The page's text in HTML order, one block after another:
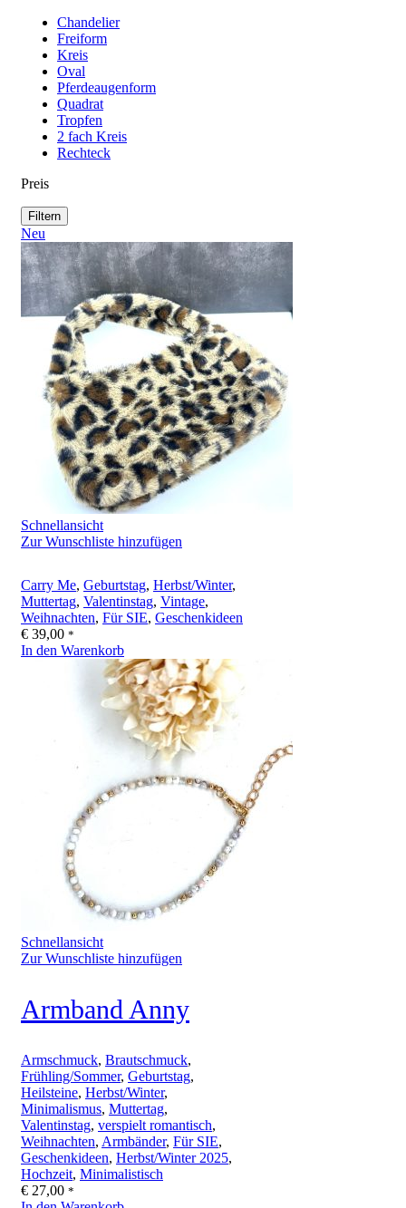
Chandelier
Freiform
Kreis
Oval
Pferdeaugenform
Quadrat
Tropfen
2 fach Kreis
Rechteck
Preis
Filtern
Neu
Schnellansicht
Zur Wunschliste hinzufügen
Carry Me, Geburtstag, Herbst/Winter,
Muttertag, Valentinstag, Vintage,
Weihnachten, Für SIE, Geschenkideen
€ 39,00 *
In den Warenkorb
Schnellansicht
Zur Wunschliste hinzufügen
Armband Anny
Armschmuck, Brautschmuck,
Frühling/Sommer, Geburtstag,
Heilsteine, Herbst/Winter,
Minimalismus, Muttertag,
Valentinstag, verspielt romantisch,
Weihnachten, Armbänder, Für SIE,
Geschenkideen, Herbst/Winter 2025,
Hochzeit, Minimalistisch
€ 27,00 *